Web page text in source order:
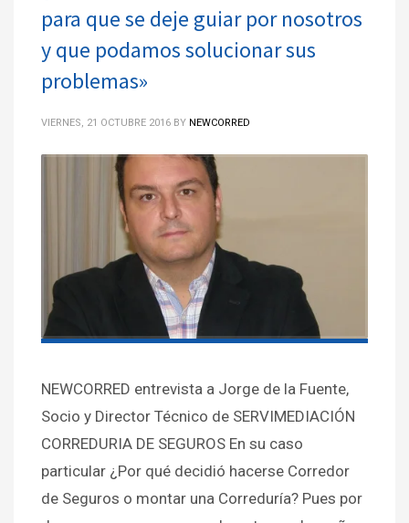
para que se deje guiar por nosotros
y que podamos solucionar sus
problemas»
VIERNES, 21 OCTUBRE 2016 BY NEWCORRED
NEWCORRED entrevista a Jorge de la Fuente,
Socio y Director Técnico de SERVIMEDIACIÓN
CORREDURIA DE SEGUROS En su caso
particular ¿Por qué decidió hacerse Corredor
de Seguros o montar una Correduría? Pues por